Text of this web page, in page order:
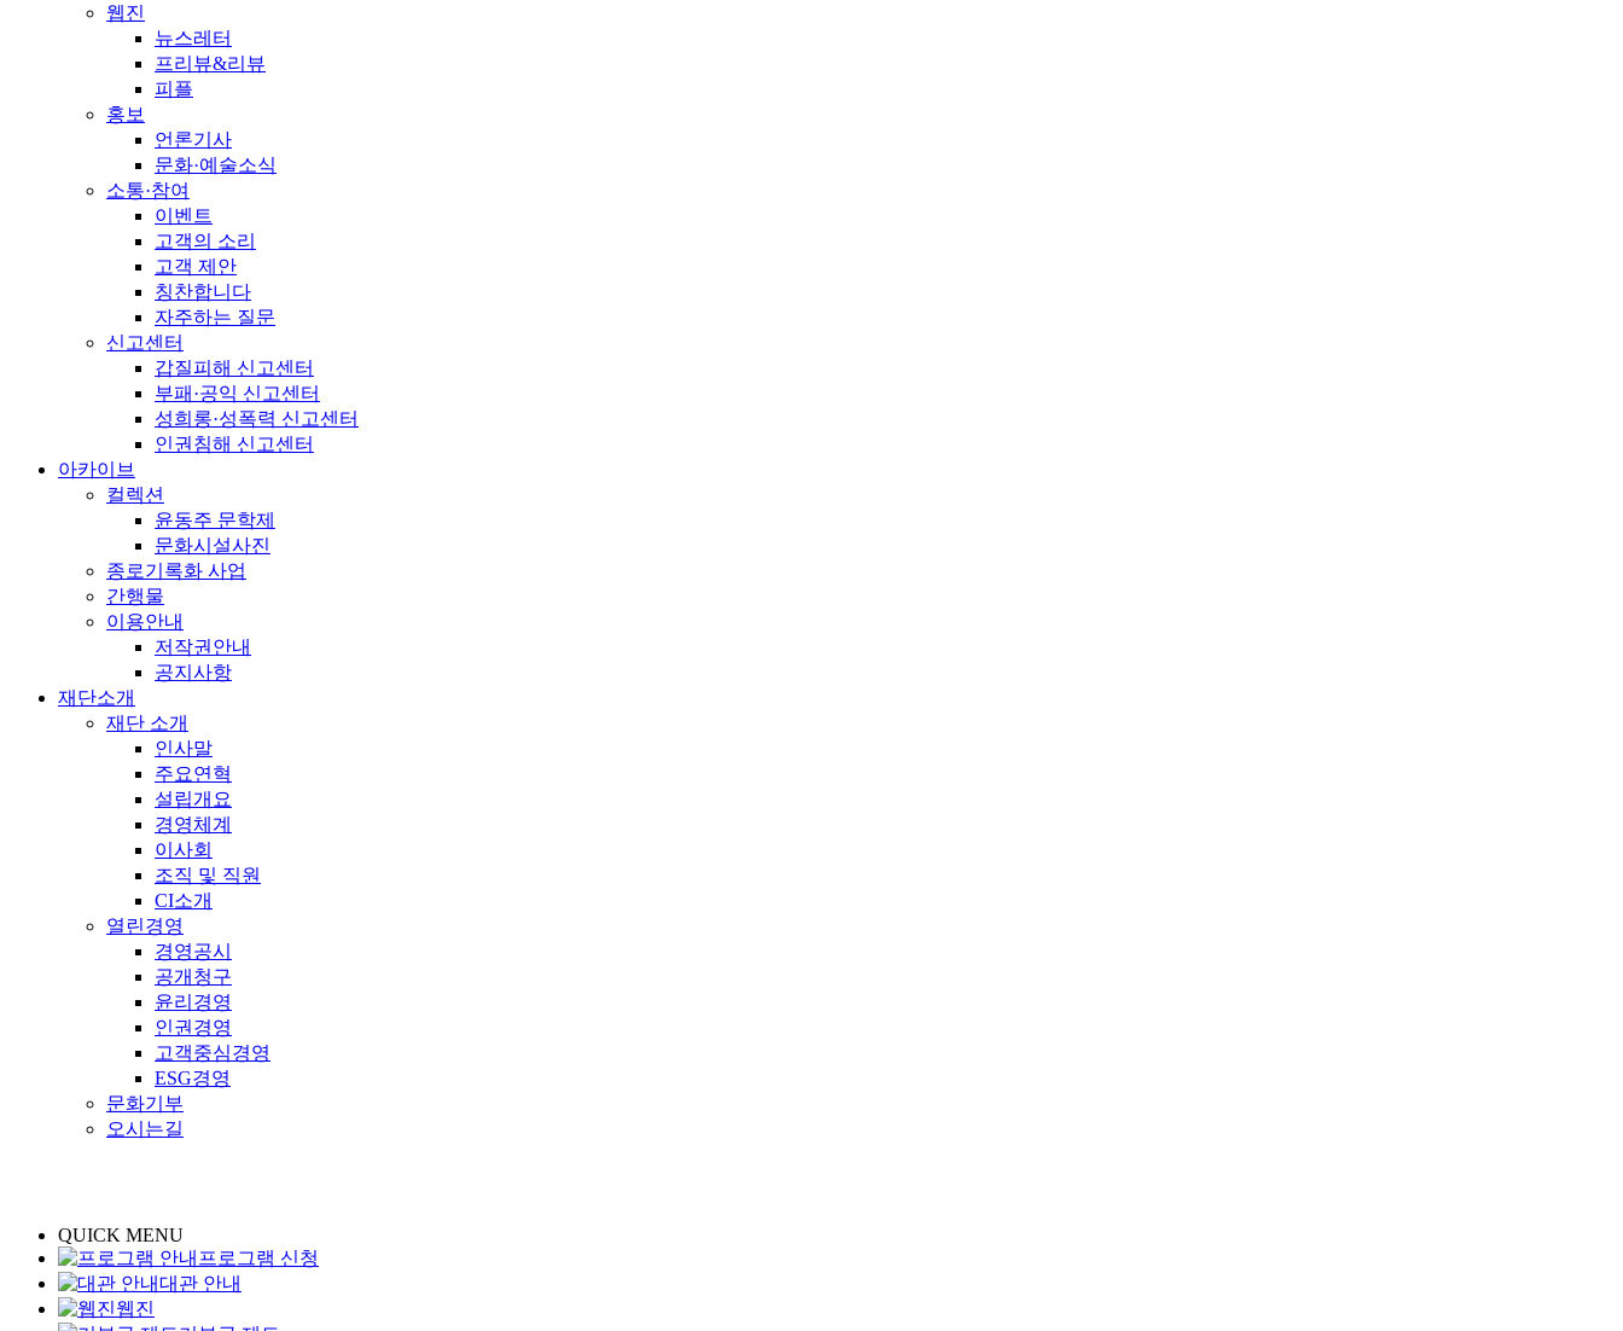
웹진
뉴스레터
프리뷰&리뷰
피플
홍보
언론기사
문화·예술소식
소통·참여
이벤트
고객의 소리
고객 제안
칭찬합니다
자주하는 질문
신고센터
갑질피해 신고센터
부패·공익 신고센터
성희롱·성폭력 신고센터
인권침해 신고센터
아카이브
컬렉션
윤동주 문학제
문화시설사진
종로기록화 사업
간행물
이용안내
저작권안내
공지사항
재단소개
재단 소개
인사말
주요연혁
설립개요
경영체계
이사회
조직 및 직원
CI소개
열린경영
경영공시
공개청구
윤리경영
인권경영
고객중심경영
ESG경영
문화기부
오시는길
QUICK MENU
프로그램 신청
대관 안내
웹진